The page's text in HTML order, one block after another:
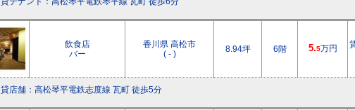
飲食店
バー
香川県 高松市
( - )
8.94坪 6階 5.5万円
貸店舗：高松琴平電鉄志度線 瓦町 徒歩5分